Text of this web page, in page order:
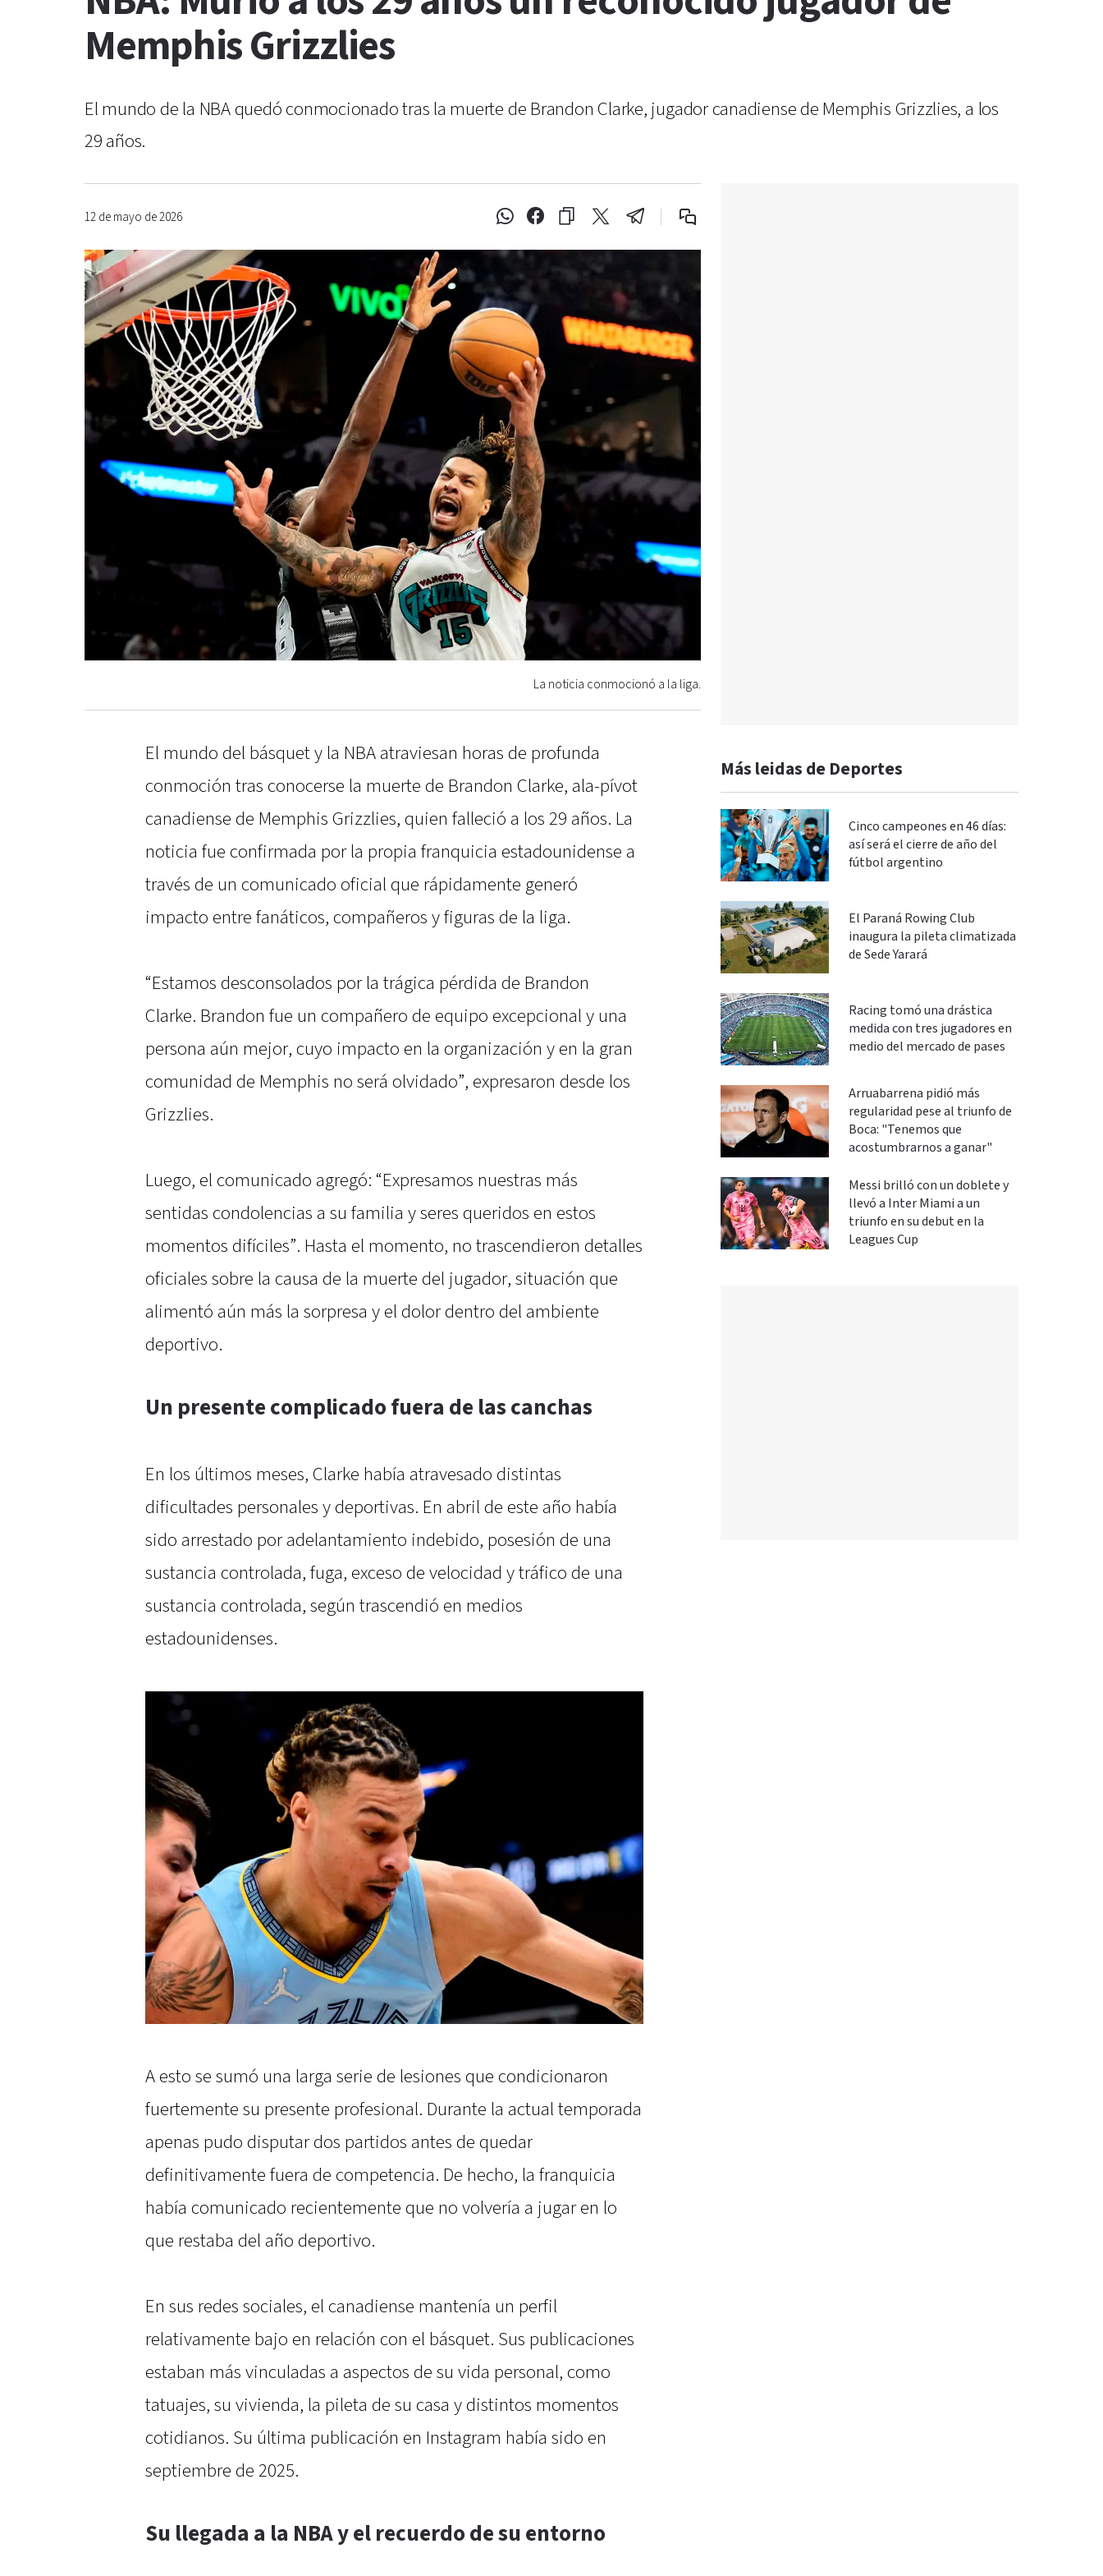
Memphis Grizzlies
El mundo de la NBA quedó conmocionado tras la muerte de Brandon Clarke, jugador canadiense de Memphis Grizzlies, a los
29 años.
12 de mayo de 2026
La noticia conmocionó a la liga.
El mundo del básquet y la NBA atraviesan horas de profunda
conmoción tras conocerse la muerte de Brandon Clarke, ala-pívot
canadiense de Memphis Grizzlies, quien falleció a los 29 años. La
noticia fue confirmada por la propia franquicia estadounidense a
través de un comunicado oficial que rápidamente generó
impacto entre fanáticos, compañeros y figuras de la liga.
“Estamos desconsolados por la trágica pérdida de Brandon
Clarke. Brandon fue un compañero de equipo excepcional y una
persona aún mejor, cuyo impacto en la organización y en la gran
comunidad de Memphis no será olvidado”, expresaron desde los
Grizzlies.
Luego, el comunicado agregó: “Expresamos nuestras más
sentidas condolencias a su familia y seres queridos en estos
momentos difíciles”. Hasta el momento, no trascendieron detalles
oficiales sobre la causa de la muerte del jugador, situación que
alimentó aún más la sorpresa y el dolor dentro del ambiente
deportivo.
Un presente complicado fuera de las canchas
En los últimos meses, Clarke había atravesado distintas
dificultades personales y deportivas. En abril de este año había
sido arrestado por adelantamiento indebido, posesión de una
sustancia controlada, fuga, exceso de velocidad y tráfico de una
sustancia controlada, según trascendió en medios
estadounidenses.
A esto se sumó una larga serie de lesiones que condicionaron
fuertemente su presente profesional. Durante la actual temporada
apenas pudo disputar dos partidos antes de quedar
definitivamente fuera de competencia. De hecho, la franquicia
había comunicado recientemente que no volvería a jugar en lo
que restaba del año deportivo.
En sus redes sociales, el canadiense mantenía un perfil
relativamente bajo en relación con el básquet. Sus publicaciones
estaban más vinculadas a aspectos de su vida personal, como
tatuajes, su vivienda, la pileta de su casa y distintos momentos
cotidianos. Su última publicación en Instagram había sido en
septiembre de 2025.
Su llegada a la NBA y el recuerdo de su entorno
Más leidas de Deportes
Cinco campeones en 46 días:
así será el cierre de año del
fútbol argentino
El Paraná Rowing Club
inaugura la pileta climatizada
de Sede Yarará
Racing tomó una drástica
medida con tres jugadores en
medio del mercado de pases
Arruabarrena pidió más
regularidad pese al triunfo de
Boca: "Tenemos que
acostumbrarnos a ganar"
Messi brilló con un doblete y
llevó a Inter Miami a un
triunfo en su debut en la
Leagues Cup